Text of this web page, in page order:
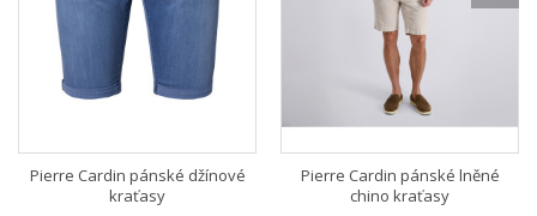
Pierre Cardin pánské džínové
kraťasy
Pierre Cardin pánské lněné
chino kraťasy